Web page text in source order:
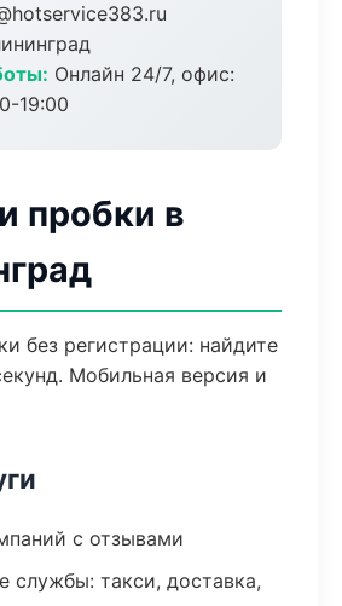
Онлайн 24/7, офис:
19:00
пробки в
без регистрации: найдите
Мобильная версия и
с отзывами
службы: такси, доставка,